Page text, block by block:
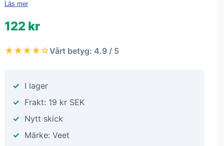
Läs mer
122 kr
★★★★☆Vårt betyg: 4.9 / 5
I lager
Frakt: 19 kr SEK
Nytt skick
Märke: Veet